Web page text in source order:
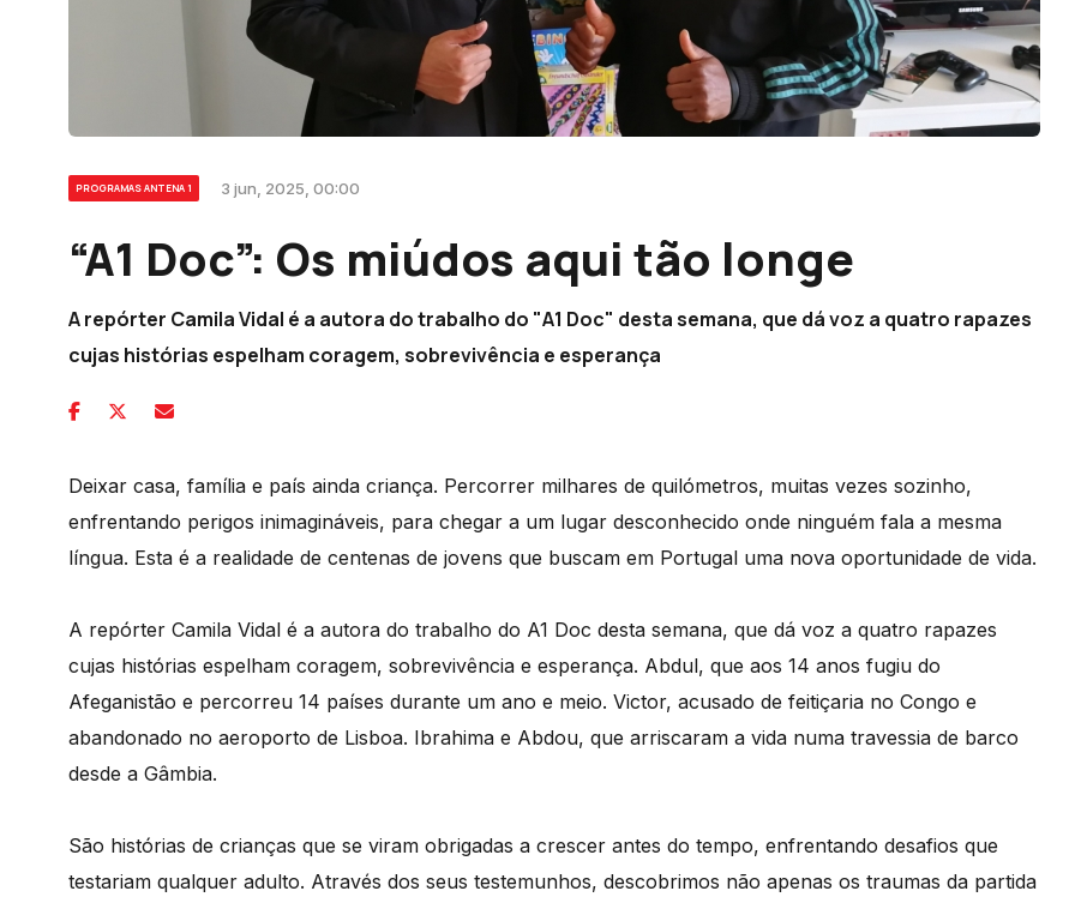
PROGRAMAS ANTENA 1 3 jun, 2025, 00:00
“A1 Doc”: Os miúdos aqui tão longe
A repórter Camila Vidal é a autora do trabalho do "A1 Doc" desta semana, que dá voz a quatro rapazes
cujas histórias espelham coragem, sobrevivência e esperança
Deixar casa, família e país ainda criança. Percorrer milhares de quilómetros, muitas vezes sozinho,
enfrentando perigos inimagináveis, para chegar a um lugar desconhecido onde ninguém fala a mesma
língua. Esta é a realidade de centenas de jovens que buscam em Portugal uma nova oportunidade de vida.
A repórter Camila Vidal é a autora do trabalho do A1 Doc desta semana, que dá voz a quatro rapazes
cujas histórias espelham coragem, sobrevivência e esperança. Abdul, que aos 14 anos fugiu do
Afeganistão e percorreu 14 países durante um ano e meio. Victor, acusado de feitiçaria no Congo e
abandonado no aeroporto de Lisboa. Ibrahima e Abdou, que arriscaram a vida numa travessia de barco
desde a Gâmbia.
São histórias de crianças que se viram obrigadas a crescer antes do tempo, enfrentando desafios que
testariam qualquer adulto. Através dos seus testemunhos, descobrimos não apenas os traumas da partida